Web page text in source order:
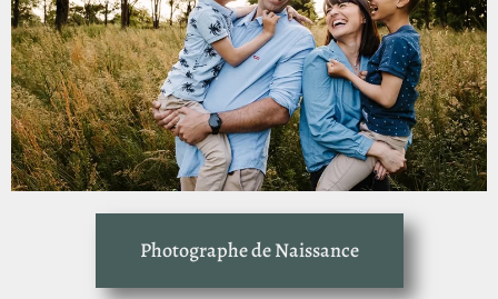
Photographe de Naissance